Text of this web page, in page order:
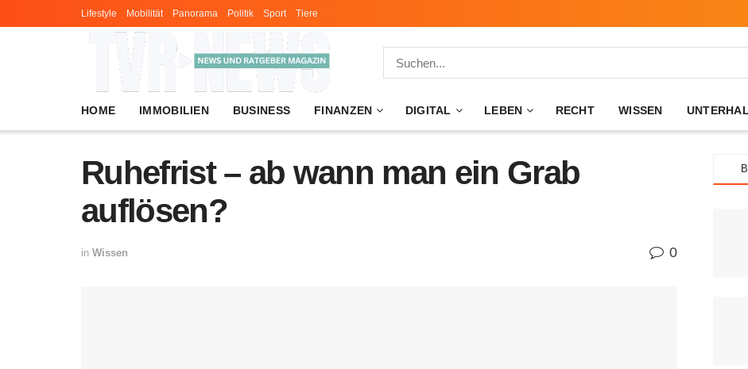
Lifestyle Mobilität Panorama Politik Sport Tiere
HOME IMMOBILIEN BUSINESS FINANZEN DIGITAL LEBEN RECHT WISSEN
Ruhefrist – ab wann man ein Grab
auflösen?
in Wissen 0